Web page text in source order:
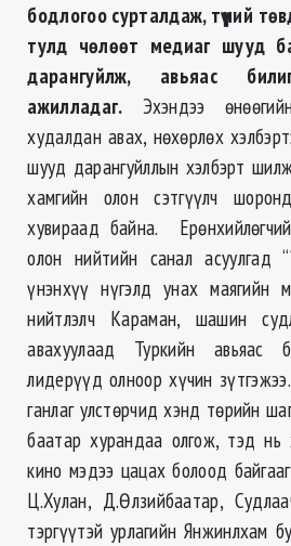
бодлогоо сурталдаж, түүний
тулд чөлөөт медиаг шууд
дарангуйлж, авьяас
ажилладаг. Эхэндээ
худалдан авах, нөхөрлөх
шууд дарангуйллын хэлбэрт
хамгийн олон сэтгүүлч
хувираад байна.
олон нийтийн санал асуулгад
үнэнхүү нүгэлд унах
нийтлэлч Караман, шашин
авахуулаад Туркийн авьяас
лидерүүд олноор хүчин
ганлаг улстөрчид хэнд төрийн
баатар хурандаа олгож, тэд
кино мэдээ цацах болоод
Ц.Хулан, Д.Өлзийбаатар,
тэргүүтэй урлагийн Янжинлхам